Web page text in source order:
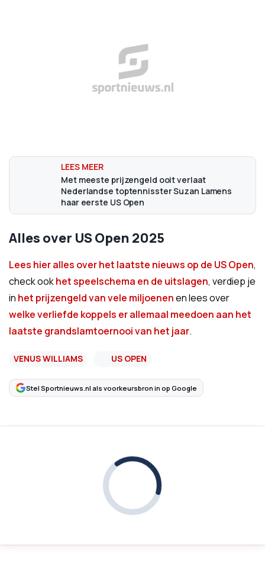
Met meeste prijzengeld ooit verlaat
Nederlandse toptennisster Suzan Lamens
haar eerste US Open
Alles over US Open 2025
Lees hier alles over het laatste nieuws op de US Open,
check ookhet speelschema en de uitslagen, verdiep je
in het prijzengeld van vele miljoenenen lees over
welke verliefde koppels er allemaal meedoen aan het
laatste grandslamtoernooi van het jaar.
VENUS WILLIAMS US OPEN
Stel Sportnieuws.nl als voorkeursbron in op Google